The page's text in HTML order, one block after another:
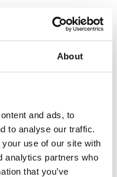
About
and ads, to
to analyse our traffic.
use of our site with
analytics partners who
that you’ve